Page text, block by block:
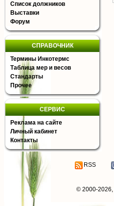
Список должников
Выставки
Форум
СПРАВОЧНИК
Термины Инкотермс
Таблица мер и весов
Стандарты
Прочее
СЕРВИС
Реклама на сайте
Личный кабинет
Контакты
RSS
© 2000-2026,